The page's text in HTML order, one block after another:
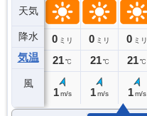
天気
降水
気温
風
0ミリ
22℃
0 ミリ
21℃
1 m/s
0 ミリ
21 ℃
1m/s
0 ミリ
21℃
1 m/s